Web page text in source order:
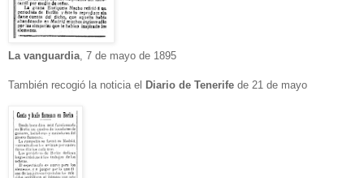
La vanguardia, 7 de mayo de 1895
También recogió la noticia el Diario de Tenerife de 21 de mayo